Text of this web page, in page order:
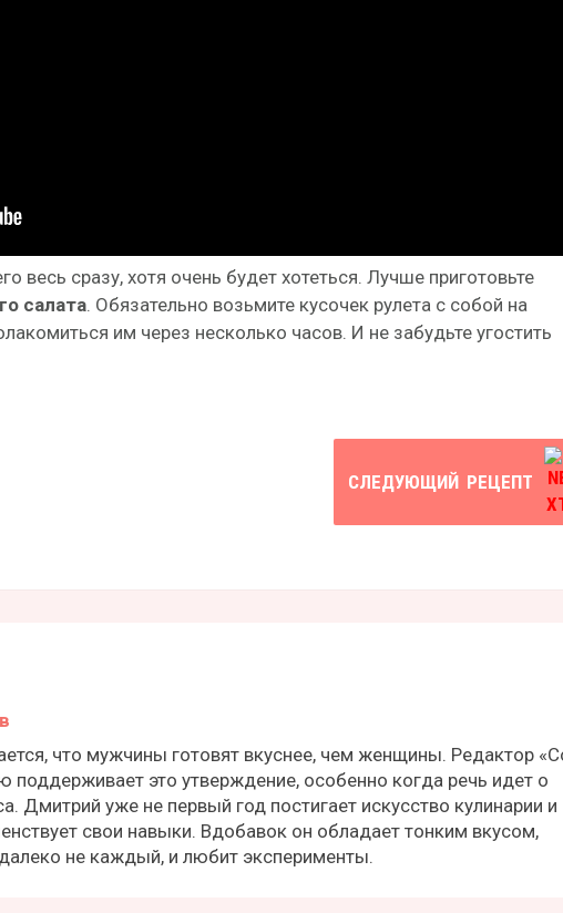
весь сразу, хотя очень будет хотеться. Лучше приготовьте
салата. Обязательно возьмите кусочек рулета с собой на
им через несколько часов. И не забудьте угостить
СЛЕДУЮЩИЙ РЕЦЕПТ
что мужчины готовят вкуснее, чем женщины. Редактор
поддерживает это утверждение, особенно когда речь идет о
Дмитрий уже не первый год постигает искусство кулинарии и
свои навыки. Вдобавок он обладает тонким вкусом,
не каждый, и любит эксперименты.